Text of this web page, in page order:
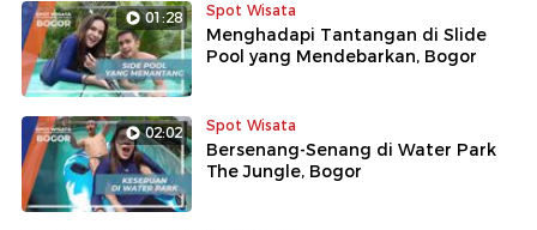
01:28 Spot Wisata
Menghadapi Tantangan di Slide
Pool yang Mendebarkan, Bogor
02:02 Spot Wisata
Bersenang-Senang di Water Park
The Jungle, Bogor